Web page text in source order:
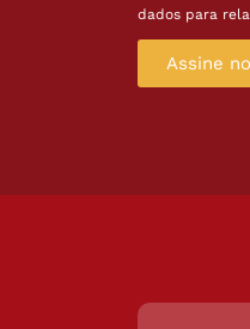
dados para
Assine